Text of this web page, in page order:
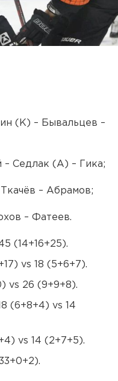
(К) – Бывальцев –
– Седлак (А) – Гика;
– Абрамов;
– Фатеев.
(14+16+25).
vs 18 (5+6+7).
vs 26 (9+9+8).
(6+8+4) vs 14
vs 14 (2+7+5).